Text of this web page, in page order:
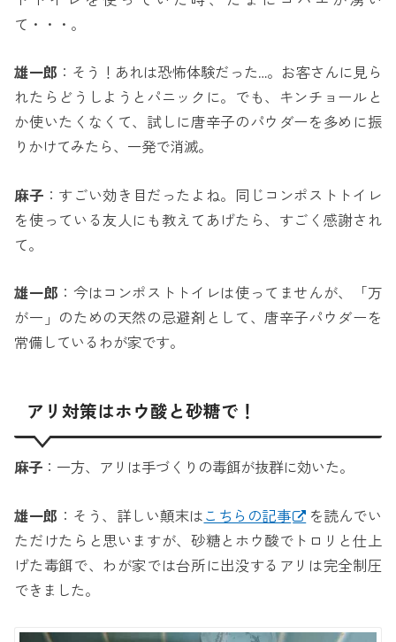
て・・・。
雄一郎 ：そう！あれは恐怖体験だった…。お客さんに見ら
れたらどうしようとパニックに。でも、キンチョールと
か使いたくなくて、試しに唐辛子のパウダーを多めに振
りかけてみたら、一発で消滅。
麻子 ：すごい効き目だったよね。同じコンポストトイレ
を使っている友人にも教えてあげたら、すごく感謝され
て。
雄一郎 ：今はコンポストトイレは使ってませんが、「万
が一」のための天然の忌避剤として、唐辛子パウダーを
常備しているわが家です。
アリ対策はホウ酸と砂糖で！
麻子 ：一方、アリは手づくりの毒餌が抜群に効いた。
雄一郎 ：そう、詳しい顛末はこちらの記事
を読んでい
ただけたらと思いますが、砂糖とホウ酸でトロリと仕上
げた毒餌で、わが家では台所に出没するアリは完全制圧
できました。